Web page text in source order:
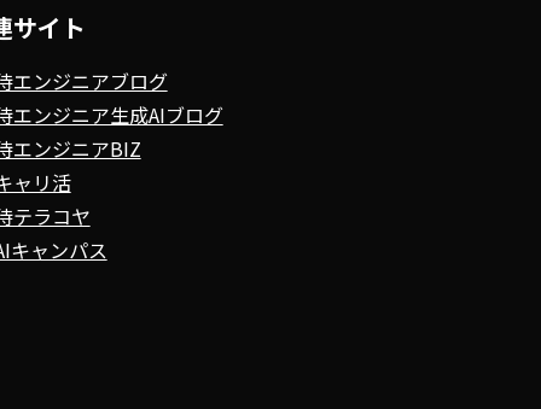
サイト
エンジニアブログ
エンジニア生成AIブログ
エンジニアBIZ
ャリ活
テラコヤ
キャンパス